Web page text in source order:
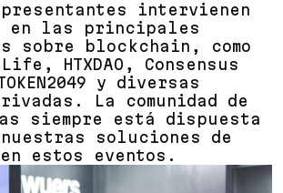
intervienen
en las principales
sobre blockchain, como
HTXDAO, Consensus
y diversas
La comunidad de
siempre está dispuesta
soluciones de
estos eventos.